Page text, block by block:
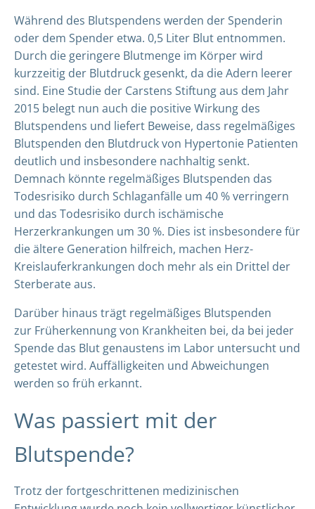
Während des Blutspendens werden der Spenderin
oder dem Spender etwa. 0,5 Liter Blut entnommen.
Durch die geringere Blutmenge im Körper wird
kurzzeitig der Blutdruck gesenkt, da die Adern leerer
sind. Eine Studie der Carstens Stiftung aus dem Jahr
2015 belegt nun auch die positive Wirkung des
Blutspendens und liefert Beweise, dass regelmäßiges
Blutspenden den Blutdruck von Hypertonie Patienten
deutlich und insbesondere nachhaltig senkt.
Demnach könnte regelmäßiges Blutspenden das
Todesrisiko durch Schlaganfälle um 40 % verringern
und das Todesrisiko durch ischämische
Herzerkrankungen um 30 %. Dies ist insbesondere für
die ältere Generation hilfreich, machen Herz-
Kreislauferkrankungen doch mehr als ein Drittel der
Sterberate aus.
Darüber hinaus trägt regelmäßiges Blutspenden
zur Früherkennung von Krankheiten bei, da bei jeder
Spende das Blut genaustens im Labor untersucht und
getestet wird. Auffälligkeiten und Abweichungen
werden so früh erkannt.
Was passiert mit der
Blutspende?
Trotz der fortgeschrittenen medizinischen